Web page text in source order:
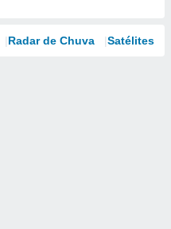
Radar de Chuva Satélites